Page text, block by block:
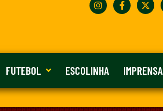
FUTEBOL ESCOLINHA IMPRENSA